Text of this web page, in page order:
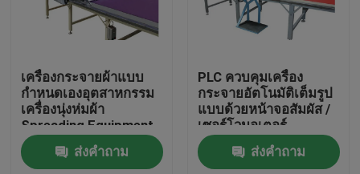
เครื่องกระจายผ้าแบบ
กำหนดเองอุตสาหกรรม
เครื่องนุ่งห่มผ้า
Spreading Equipment
ส่งคำถาม
PLC ควบคุมเครื่อง
กระจายอัตโนมัติเต็มรูป
แบบด้วยหน้าจอสัมผัส /
เซอร์โวมอเตอร์
ส่งคำถาม